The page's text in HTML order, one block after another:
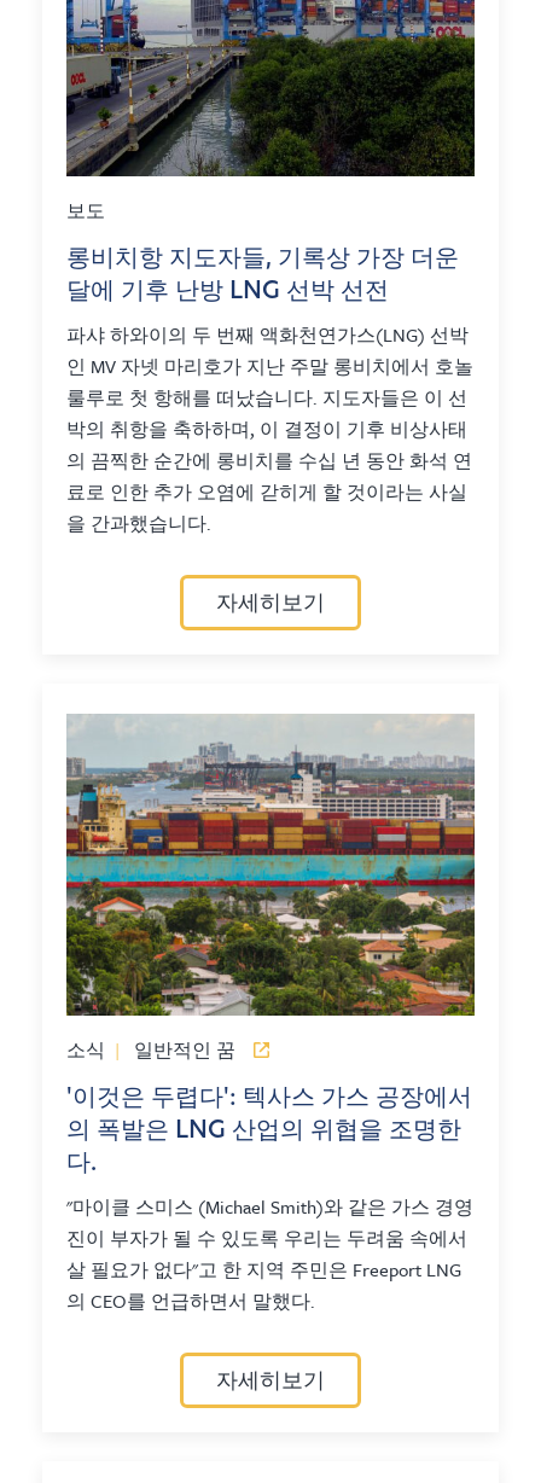
보도
롱비치항 지도자들, 기록상 가장 더운
달에 기후 난방 LNG 선박 선전
파샤 하와이의 두 번째 액화천연가스(LNG) 선박
인 MV 자넷 마리호가 지난 주말 롱비치에서 호놀
룰루로 첫 항해를 떠났습니다. 지도자들은 이 선
박의 취항을 축하하며, 이 결정이 기후 비상사태
의 끔찍한 순간에 롱비치를 수십 년 동안 화석 연
료로 인한 추가 오염에 갇히게 할 것이라는 사실
을 간과했습니다.
자세히보기
소식 | 일반적인 꿈
'이것은 두렵다': 텍사스 가스 공장에서
의 폭발은 LNG 산업의 위협을 조명한
다.
"마이클 스미스 (Michael Smith)와 같은 가스 경영
진이 부자가 될 수 있도록 우리는 두려움 속에서
살 필요가 없다"고 한 지역 주민은 Freeport LNG
의 CEO를 언급하면서 말했다.
자세히보기